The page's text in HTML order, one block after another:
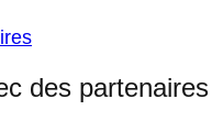
des partenaires